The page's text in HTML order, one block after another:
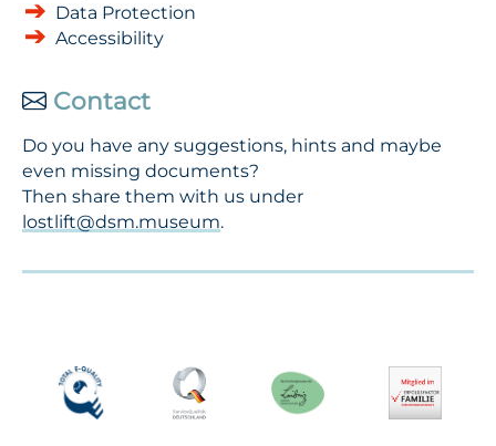
Data Protection
Accessibility
Contact
Do you have any suggestions, hints and maybe
even missing documents?
Then share them with us under
lostlift@dsm.museum.